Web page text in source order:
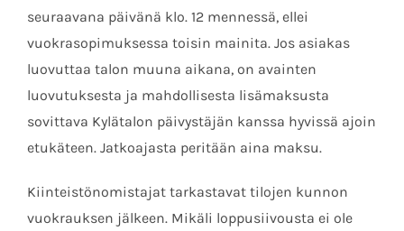
seuraavana päivänä klo. 12 mennessä, ellei
vuokrasopimuksessa toisin mainita. Jos asiakas
luovuttaa talon muuna aikana, on avainten
luovutuksesta ja mahdollisesta lisämaksusta
sovittava Kylätalon päivystäjän kanssa hyvissä ajoin
etukäteen. Jatkoajasta peritään aina maksu.
Kiinteistönomistajat tarkastavat tilojen kunnon
vuokrauksen jälkeen. Mikäli loppusiivousta ei ole